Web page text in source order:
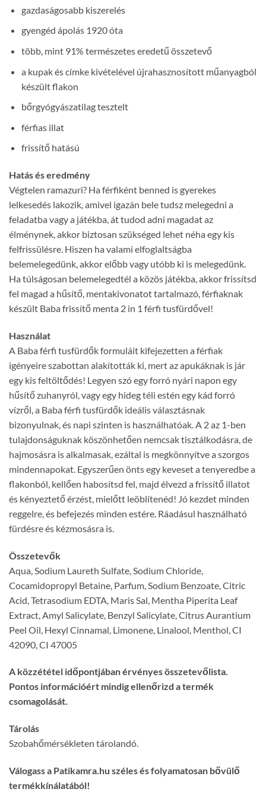
gazdaságosabb kiszerelés
gyengéd ápolás 1920 óta
több, mint 91% természetes eredetű összetevő
a kupak és címke kivételével újrahasznosított műanyagból
készült flakon
bőrgyógyászatilag tesztelt
férfias illat
frissítő hatású
Hatás és eredmény
Végtelen ramazuri? Ha férfiként benned is gyerekes
lelkesedés lakozik, amivel igazán bele tudsz melegedni a
feladatba vagy a játékba, át tudod adni magadat az
élménynek, akkor biztosan szükséged lehet néha egy kis
felfrissülésre. Hiszen ha valami elfoglaltságba
belemelegedünk, akkor előbb vagy utóbb ki is melegedünk.
Ha túlságosan belemelegedtél a közös játékba, akkor frissítsd
fel magad a hűsítő, mentakivonatot tartalmazó, férfiaknak
készült Baba frissítő menta 2 in 1 férfi tusfürdővel!
Használat
A Baba férfi tusfürdők formuláit kifejezetten a férfiak
igényeire szabottan alakították ki, mert az apukáknak is jár
egy kis feltöltődés! Legyen szó egy forró nyári napon egy
hűsítő zuhanyról, vagy egy hideg téli estén egy kád forró
vízről, a Baba férfi tusfürdők ideális választásnak
bizonyulnak, és napi szinten is használhatóak. A 2 az 1-ben
tulajdonságuknak köszönhetően nemcsak tisztálkodásra, de
hajmosásra is alkalmasak, ezáltal is megkönnyítve a szorgos
mindennapokat. Egyszerűen önts egy keveset a tenyeredbe a
flakonból, kellően habosítsd fel, majd élvezd a frissítő illatot
és kényeztető érzést, mielőtt leöblítenéd! Jó kezdet minden
reggelre, és befejezés minden estére. Ráadásul használható
fürdésre és kézmosásra is.
Összetevők
Aqua, Sodium Laureth Sulfate, Sodium Chloride,
Cocamidopropyl Betaine, Parfum, Sodium Benzoate, Citric
Acid, Tetrasodium EDTA, Maris Sal, Mentha Piperita Leaf
Extract, Amyl Salicylate, Benzyl Salicylate, Citrus Aurantium
Peel Oil, Hexyl Cinnamal, Limonene, Linalool, Menthol, CI
42090, CI 47005
A közzététel időpontjában érvényes összetevőlista.
Pontos információért mindig ellenőrizd a termék
csomagolását.
Tárolás
Szobahőmérsékleten tárolandó.
Válogass a Patikamra.hu széles és folyamatosan bővülő
termékkínálatából!